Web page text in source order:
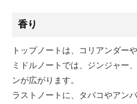
香り
トップノートは、コリアンダー
ミドルノートでは、ジンジャー
ンが広がります。
ラストノートに、タバコやアン